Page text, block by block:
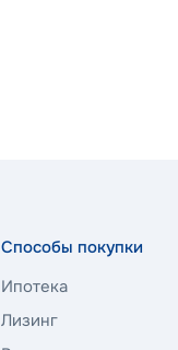
Способы покупки
Ипотека
Лизинг